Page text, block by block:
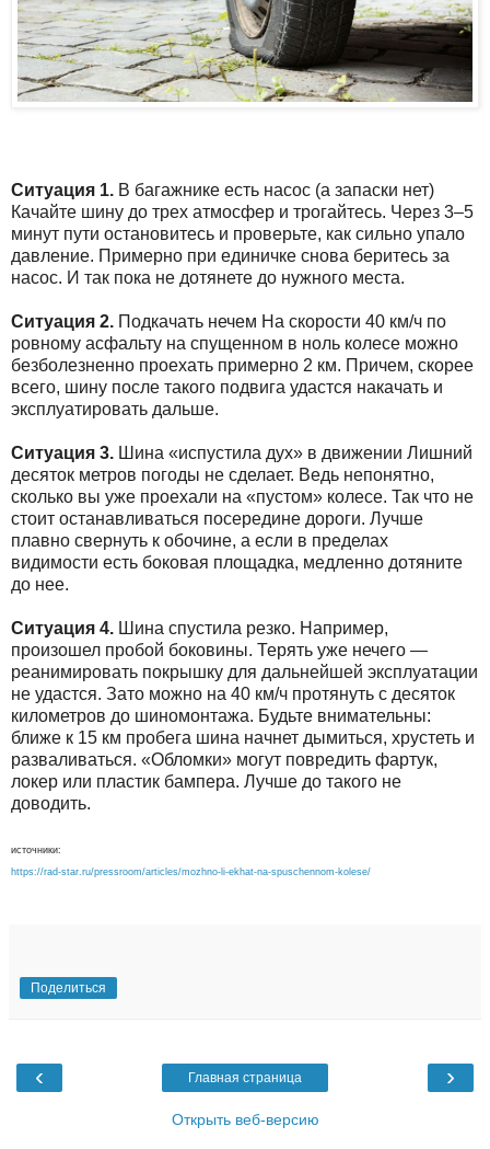
Ситуация 1. В багажнике есть насос (а запаски нет)
Качайте шину до трех атмосфер и трогайтесь. Через 3–5
минут пути остановитесь и проверьте, как сильно упало
давление. Примерно при единичке снова беритесь за
насос. И так пока не дотянете до нужного места.
Ситуация 2. Подкачать нечем На скорости 40 км/ч по
ровному асфальту на спущенном в ноль колесе можно
безболезненно проехать примерно 2 км. Причем, скорее
всего, шину после такого подвига удастся накачать и
эксплуатировать дальше.
Ситуация 3. Шина «испустила дух» в движении Лишний
десяток метров погоды не сделает. Ведь непонятно,
сколько вы уже проехали на «пустом» колесе. Так что не
стоит останавливаться посередине дороги. Лучше
плавно свернуть к обочине, а если в пределах
видимости есть боковая площадка, медленно дотяните
до нее.
Ситуация 4. Шина спустила резко. Например,
произошел пробой боковины. Терять уже нечего —
реанимировать покрышку для дальнейшей эксплуатации
не удастся. Зато можно на 40 км/ч протянуть с десяток
километров до шиномонтажа. Будьте внимательны:
ближе к 15 км пробега шина начнет дымиться, хрустеть и
разваливаться. «Обломки» могут повредить фартук,
локер или пластик бампера. Лучше до такого не
доводить.
источники:
https://rad-star.ru/pressroom/articles/mozhno-li-ekhat-na-spuschennom-kolese/
Поделиться
‹ ›
Главная страница
Открыть веб-версию